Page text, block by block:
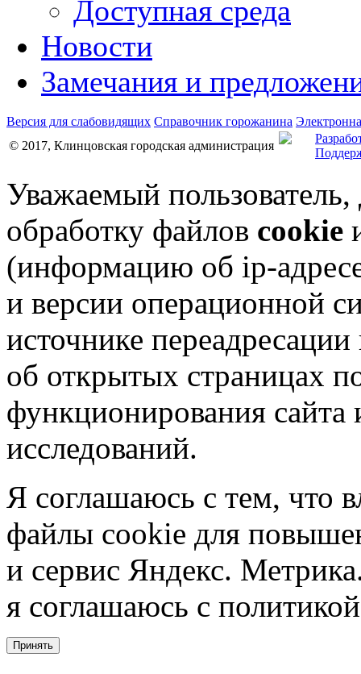
Доступная среда
Новости
Замечания и
Версия для слабовидящих Справочник горожанина
© 2017, Клинцовская городская администрация
Уважаемый
обработку файлов cookie
(информацию об ip-
и версии операционной
источнике переадресации
об открытых страницах
функционирования сайта
исследований.
Я соглашаюсь с тем, что
файлы cookie для
и сервис Яндекс.
я соглашаюсь с
Принять